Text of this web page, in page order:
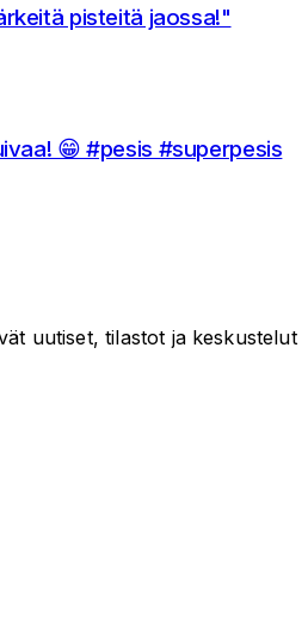
pisteitä jaossa!"
😁 #pesis #superpesis
uutiset, tilastot ja keskustelut